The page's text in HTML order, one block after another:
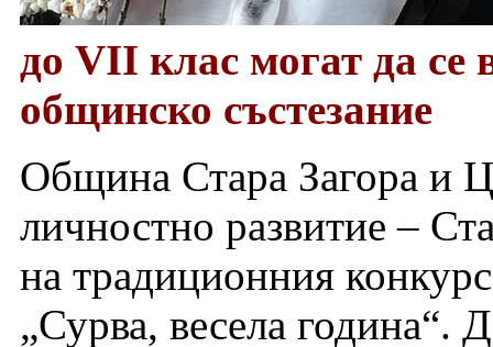
до VII клас могат да се
общинско състезание
Община Стара Загора и
личностно развитие –
на традиционния
„Сурва, весела година“.